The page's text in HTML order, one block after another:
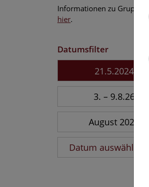
Informationen zu
hier.
Datumsfilter
21.5.2024
3. – 9.8.26
August 2026
Datum auswählen